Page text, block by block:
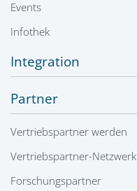
Events
Infothek
Integration
Partner
Vertriebspartner werden
Vertriebspartner-Netzwerk
Forschungspartner